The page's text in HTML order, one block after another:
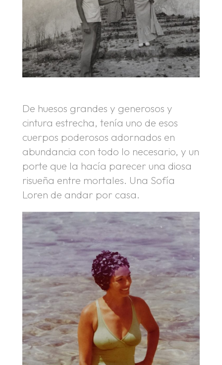
De huesos grandes y generosos y
cintura estrecha, tenía uno de esos
cuerpos poderosos adornados en
abundancia con todo lo necesario, y un
porte que la hacía parecer una diosa
risueña entre mortales. Una Sofía
Loren de andar por casa.